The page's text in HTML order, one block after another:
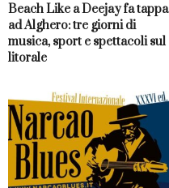
Beach Like a Deejay fa tappa
ad Alghero: tre giorni di
musica, sport e spettacoli sul
litorale